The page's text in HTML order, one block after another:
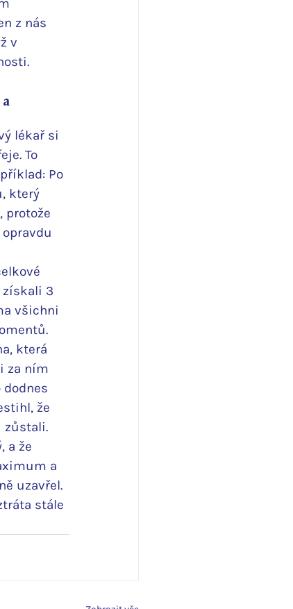
z nás
v
lékař si
To
Po
který
protože
získali 3
všichni
která
za ním
že
zůstali.
a že
a
uzavřel.
stále